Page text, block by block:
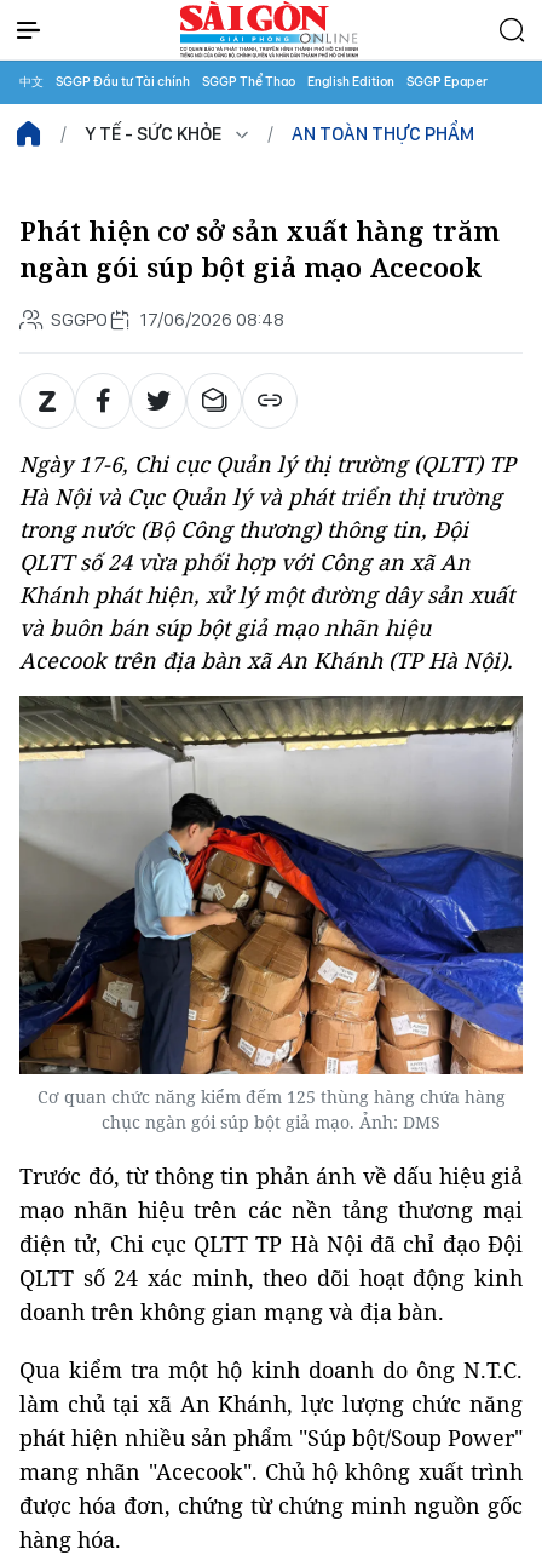
中文 SGGP Đầu tư Tài chính SGGP Thể Thao English Edition SGGP Epaper
Y TẾ - SỨC KHỎE AN TOÀN THỰC PHẨM
Phát hiện cơ sở sản xuất hàng trăm
ngàn gói súp bột giả mạo Acecook
SGGPO 17/06/2026 08:48
Ngày 17-6, Chi cục Quản lý thị trường (QLTT) TP
Hà Nội và Cục Quản lý và phát triển thị trường
trong nước (Bộ Công thương) thông tin, Đội
QLTT số 24 vừa phối hợp với Công an xã An
Khánh phát hiện, xử lý một đường dây sản xuất
và buôn bán súp bột giả mạo nhãn hiệu
Acecook trên địa bàn xã An Khánh (TP Hà Nội).
Cơ quan chức năng kiểm đếm 125 thùng hàng chứa hàng
chục ngàn gói súp bột giả mạo. Ảnh: DMS
Trước đó, từ thông tin phản ánh về dấu hiệu giả
mạo nhãn hiệu trên các nền tảng thương mại
điện tử, Chi cục QLTT TP Hà Nội đã chỉ đạo Đội
QLTT số 24 xác minh, theo dõi hoạt động kinh
doanh trên không gian mạng và địa bàn.
Qua kiểm tra một hộ kinh doanh do ông N.T.C.
làm chủ tại xã An Khánh, lực lượng chức năng
phát hiện nhiều sản phẩm "Súp bột/Soup Power"
mang nhãn "Acecook". Chủ hộ không xuất trình
được hóa đơn, chứng từ chứng minh nguồn gốc
hàng hóa.